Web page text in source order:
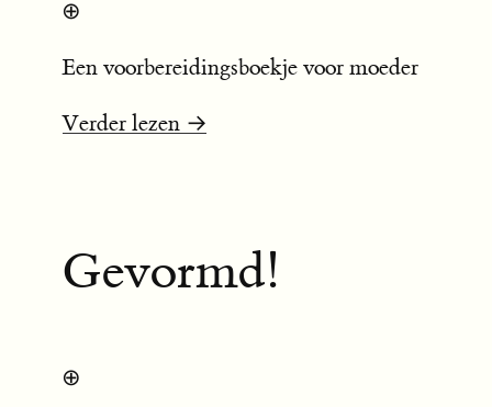
⊕
Een voorbereidingsboekje voor moeder
Verder lezen →
Gevormd!
⊕